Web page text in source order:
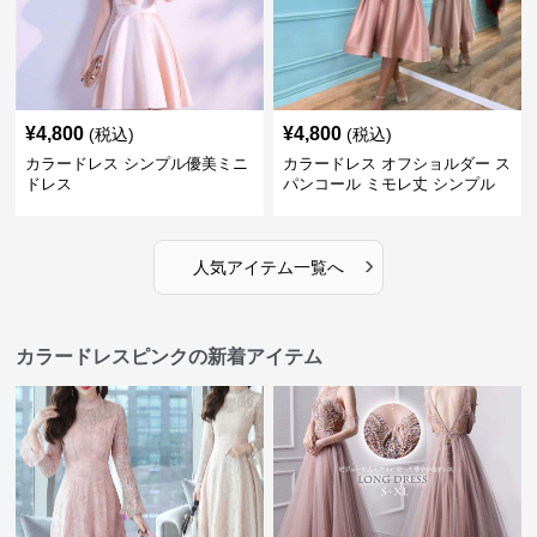
¥4,800 (税込)
カラードレス シンプル優美ミニ
ドレス
¥4,800 (税込)
カラードレス オフショルダー ス
パンコール ミモレ丈 シンプル
人気アイテム一覧へ ›
カラードレスピンクの新着アイテム